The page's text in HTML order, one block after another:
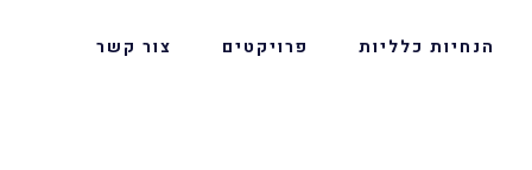
הנחיות כלליות פרויקטים צור קשר